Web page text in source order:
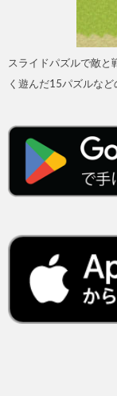
スライドパズルで敵と
く遊んだ15パズルなど